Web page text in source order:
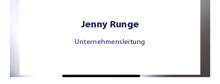
Jenny Runge
Unternehmensleitung